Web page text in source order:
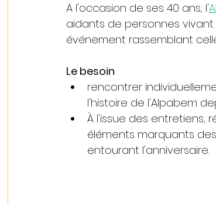
A l'occasion de ses 40 ans, l'
aidants de personnes
événement rassemblant
Le besoin
rencontrer
l'histoire de l'Alpabem
À l'issue des entretiens,
éléments marquants
entourant l'anniversaire.